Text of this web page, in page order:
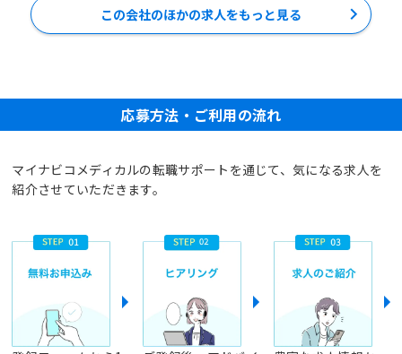
この会社のほかの求人をもっと見る
応募方法・ご利用の流れ
マイナビコメディカルの転職サポートを通じて、気になる求人を
紹介させていただきます。